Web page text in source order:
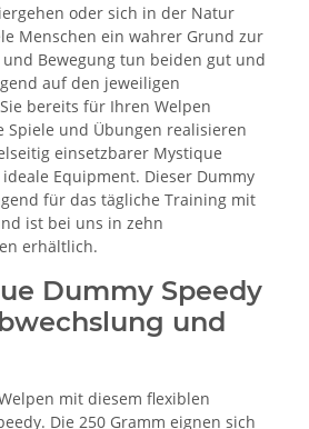
oder sich in der Natur
Menschen ein wahrer Grund zur
und Bewegung tun beiden gut und
auf den jeweiligen
bereits für Ihren Welpen
Spiele und Übungen realisieren
einsetzbarer Mystique
Equipment. Dieser Dummy
für das tägliche Training mit
ist bei uns in zehn
erhältlich.
Dummy Speedy
und
mit diesem flexiblen
Die 250 Gramm eignen sich